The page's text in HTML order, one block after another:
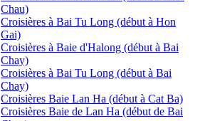
Chau)
Croisières à Bai Tu Long (début à Hon
Gai)
Croisières à Baie d'Halong (début à Bai
Chay)
Croisières à Bai Tu Long (début à Bai
Chay)
Croisières Baie Lan Ha (début à Cat Ba)
Croisières Baie de Lan Ha (début de Bai